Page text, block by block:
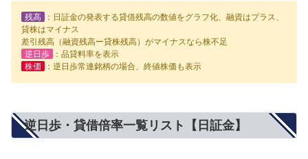
残高
：日証金の発表する貸借残高の数値をグラフ化、融資はプラス、
貸株はマイナス
差引残高（融資残高ー貸株残高）がマイナスなら株不足
逆日歩
：品貸料率を表示
株価
：逆日歩常連銘柄の場合、終値株価も表示
逆日歩・貸借倍率一覧リスト【日証金】